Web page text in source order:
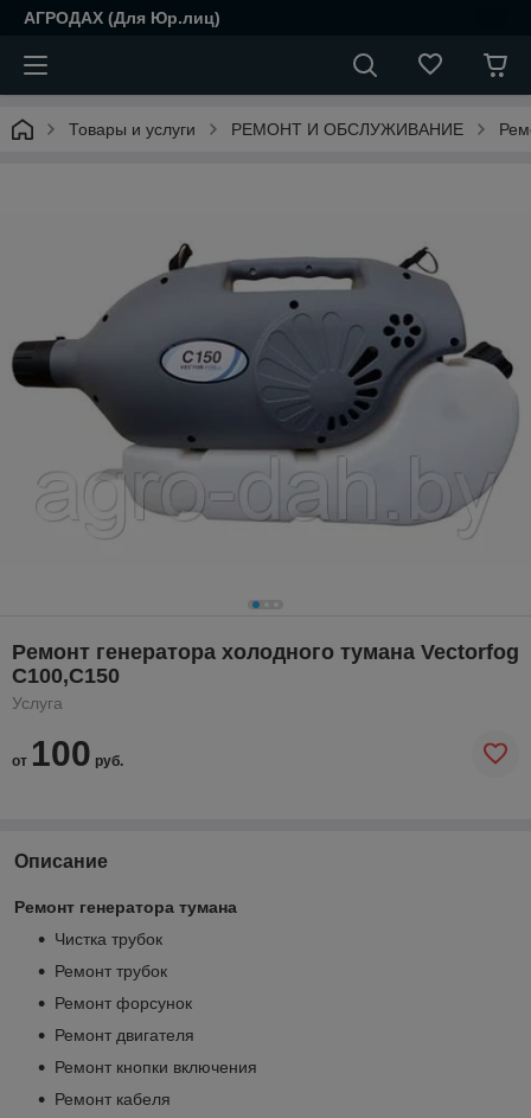
АГРОДАХ (Для Юр.лиц)
Товары и услуги РЕМОНТ И ОБСЛУЖИВАНИЕ
Ремонт генератора холодного тумана Vectorfog
C100,C150
Услуга
от 100 руб.
Описание
Ремонт генератора тумана
Чистка трубок
Ремонт трубок
Ремонт форсунок
Ремонт двигателя
Ремонт кнопки включения
Ремонт кабеля